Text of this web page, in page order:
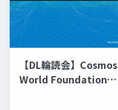
【DL輪読会】Cosmos
World Foundation